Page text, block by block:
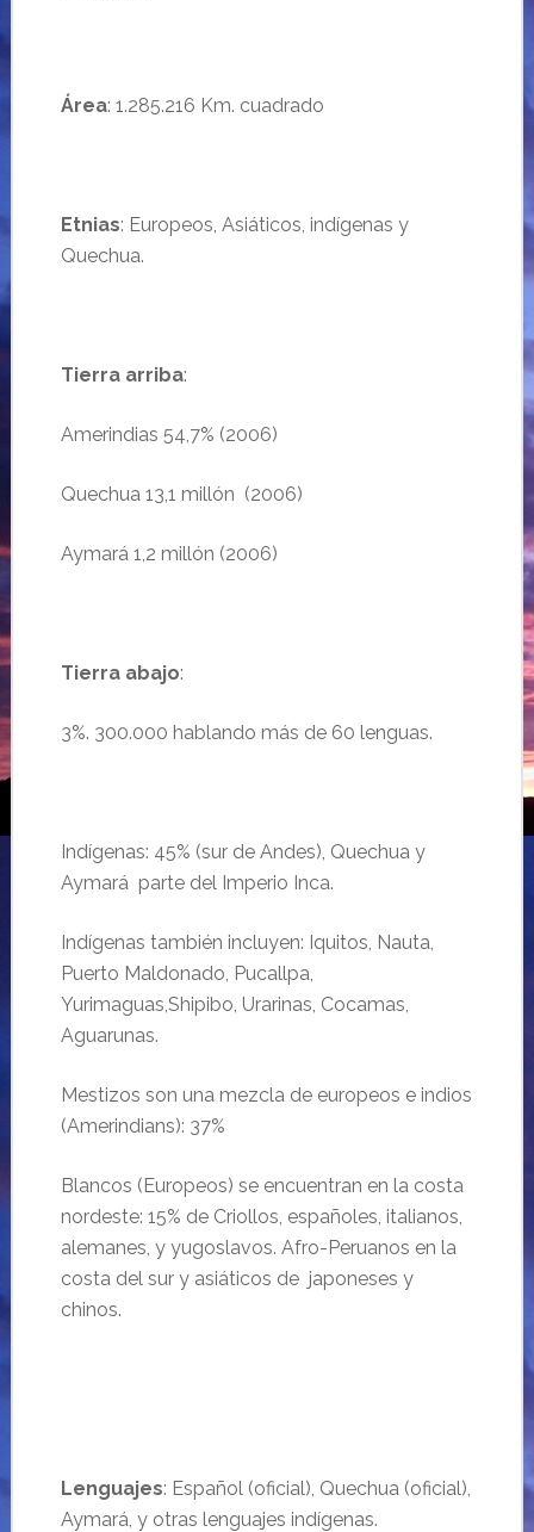
Área: 1.285.216 Km. cuadrado
Etnias: Europeos, Asiáticos, indígenas y
Quechua.
Tierra arriba:
Amerindias 54,7% (2006)
Quechua 13,1 millón (2006)
Aymará 1,2 millón (2006)
Tierra abajo:
3%. 300.000 hablando más de 60 lenguas.
Indígenas: 45% (sur de Andes), Quechua y
Aymará parte del Imperio Inca.
Indígenas también incluyen: Iquitos, Nauta,
Puerto Maldonado, Pucallpa,
Yurimaguas,Shipibo, Urarinas, Cocamas,
Aguarunas.
Mestizos son una mezcla de europeos e indios
(Amerindians): 37%
Blancos (Europeos) se encuentran en la costa
nordeste: 15% de Criollos, españoles, italianos,
alemanes, y yugoslavos. Afro-Peruanos en la
costa del sur y asiáticos de japoneses y
chinos.
Lenguajes: Español (oficial), Quechua (oficial),
Aymará, y otras lenguajes indígenas.